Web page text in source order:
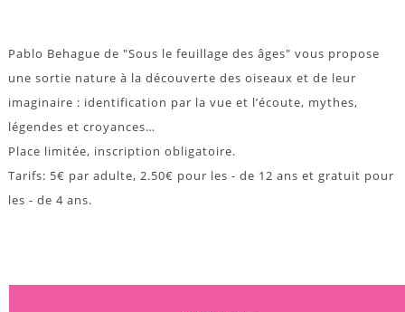
Pablo Behague de "Sous le feuillage des âges" vous propose
une sortie nature à la découverte des oiseaux et de leur
imaginaire : identification par la vue et l’écoute, mythes,
légendes et croyances…
Place limitée, inscription obligatoire.
Tarifs: 5€ par adulte, 2.50€ pour les - de 12 ans et gratuit pour
les - de 4 ans.